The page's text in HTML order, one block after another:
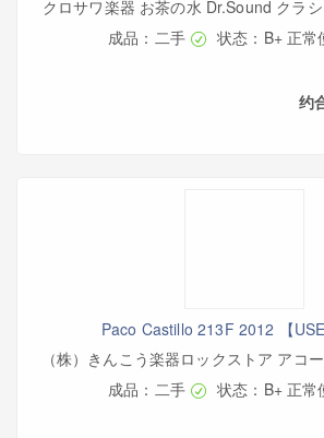
クロサワ楽器 お茶の水 Dr.Sound クラ
成品：二手
状态：B+ 正常
约
Paco Castillo 213F 2012 【
（株）きんこう楽器ロックストア アコ
成品：二手
状态：B+ 正常